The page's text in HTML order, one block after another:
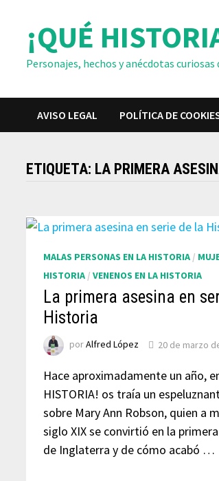
contenido¡QUÉ
Personajes, hechos y anécdotas
AVISO LEGAL POLÍTICA DE
ETIQUETA: LA PRIMERA
MALAS PERSONAS EN LA HISTORIA /
HISTORIA /VENENOS EN LA HISTORIA
La primera asesina en
Historia
porAlfred López 20 de marzo
Hace aproximadamente un año,
HISTORIA! os traía un
sobre Mary Ann Robson, quien a
siglo XIX se convirtió en la
de Inglaterra y de cómo acabó …